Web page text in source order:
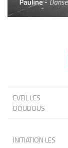
EVEIL LES
DOUDOUS
INITIATION LES